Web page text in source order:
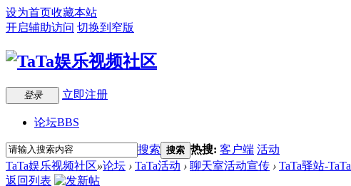
设为首页收藏本站
开启辅助访问 切换到窄版
登录 立即注册
论坛BBS
搜索 搜索 热搜: 客户端 活动
TaTa娱乐视频社区»论坛 › TaTa活动 › 聊天室活动宣传 › TaTa驿站-
返回列表